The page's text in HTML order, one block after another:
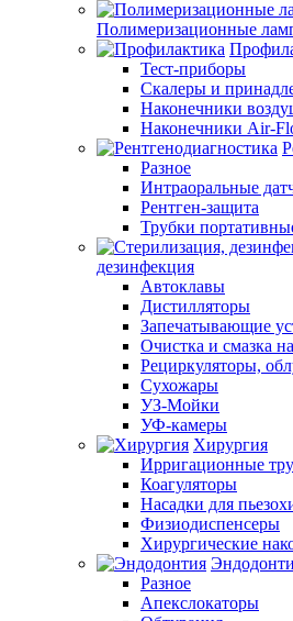
Полимеризационные
Тест-приборы
Скалеры и
Наконечники
Наконечники Air-
Разное
Интраоральные
Рентген-защита
Трубки
дезинфекция
Автоклавы
Дистилляторы
Запечатывающие
Очистка и смазка
Рециркуляторы,
Сухожары
УЗ-Мойки
УФ-камеры
Хирургия
Ирригационные
Коагуляторы
Насадки для
Физиодиспенсеры
Хирургические
Разное
Апекслокаторы